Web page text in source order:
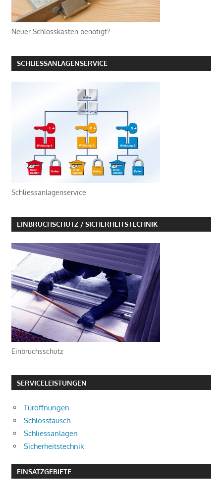
Neuer Schlosskasten benötigt?
SCHLIESSANLAGENSERVICE
Schliessanlagenservice
EINBRUCHSCHUTZ / SICHERHEITSTECHNIK
Einbruchsschutz
SERVICELEISTUNGEN
Türöffnungen
Schlosstausch
Schliessanlagen
Sicherheitstechnik
EINSATZGEBIETE